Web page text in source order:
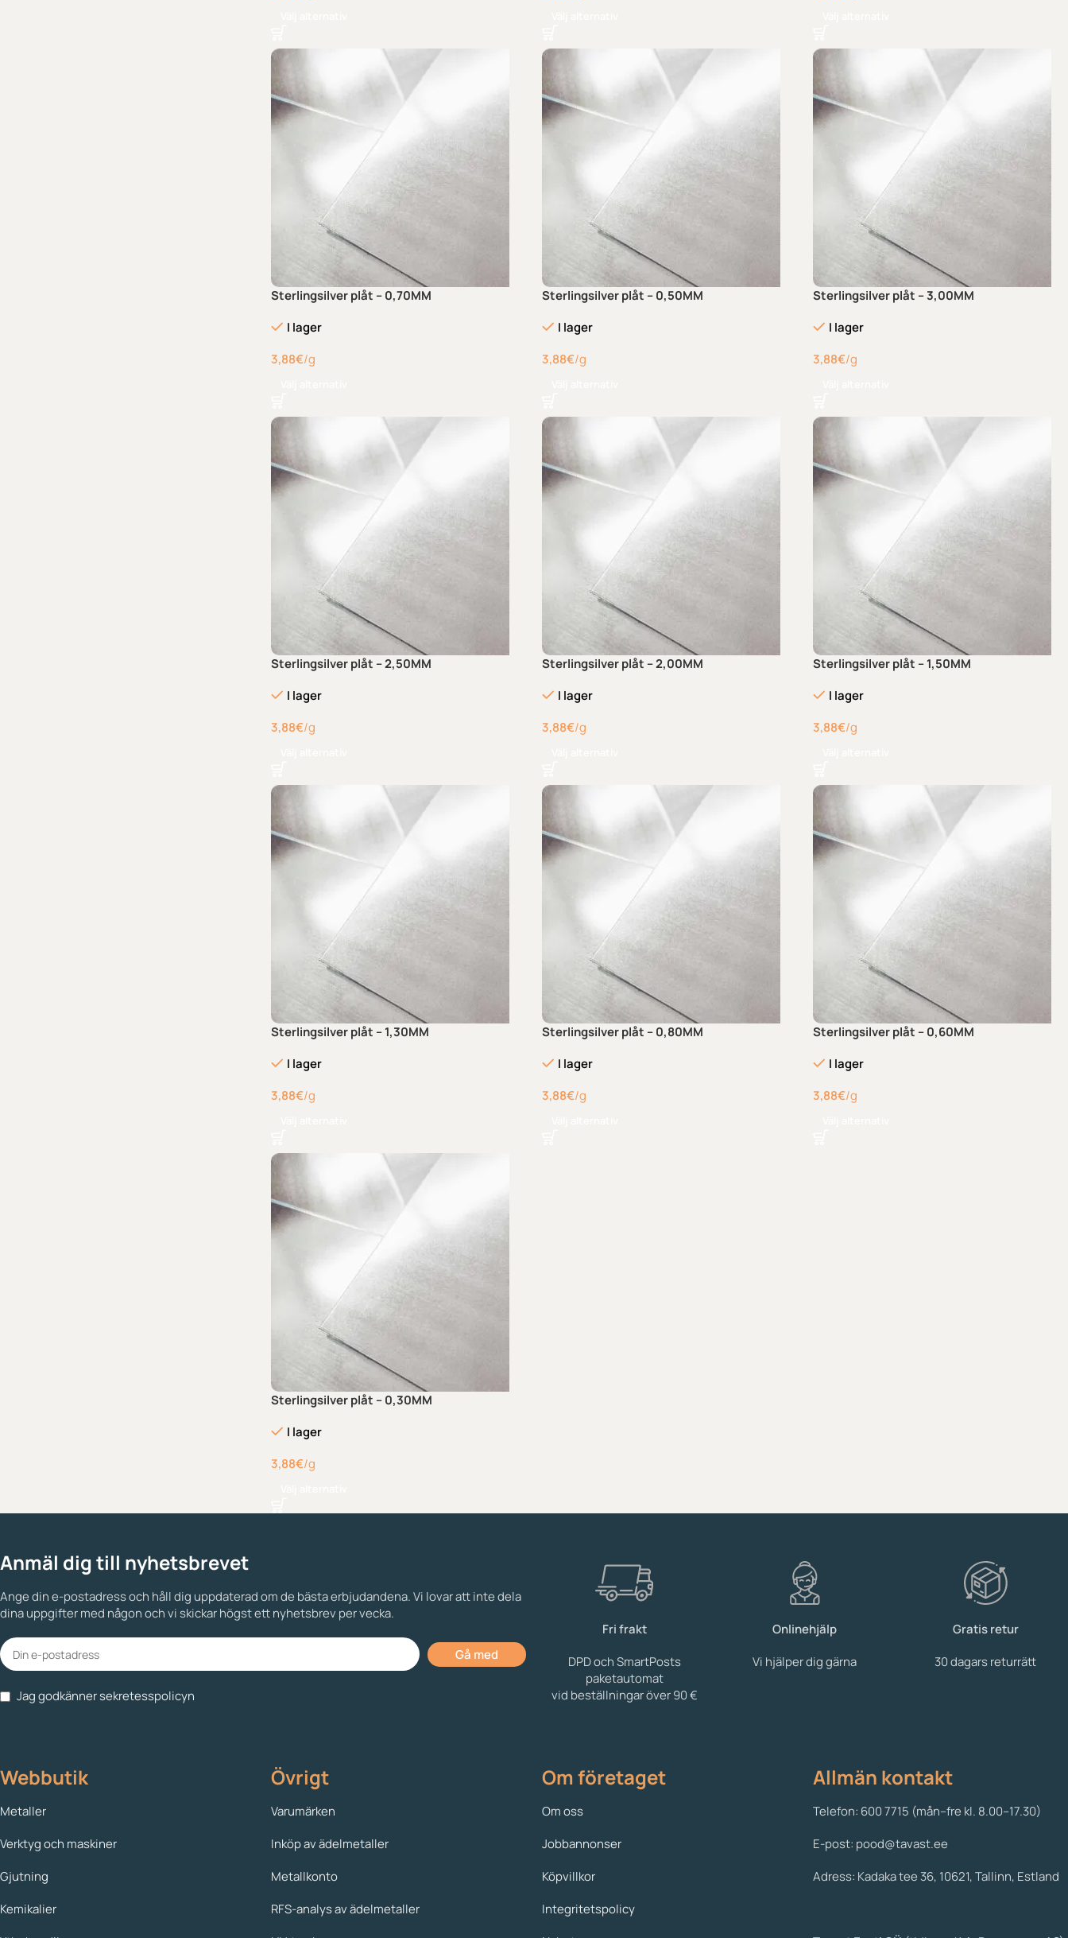
Sterlingsilver plåt – 0,70MM
I lager
3,88€/g
Sterlingsilver plåt – 0,50MM
I lager
3,88€/g
Sterlingsilver plåt – 3,00MM
I lager
3,88€/g
Sterlingsilver plåt – 2,50MM
I lager
3,88€/g
Sterlingsilver plåt – 2,00MM
I lager
3,88€/g
Sterlingsilver plåt – 1,50MM
I lager
3,88€/g
Sterlingsilver plåt – 1,30MM
I lager
3,88€/g
Sterlingsilver plåt – 0,80MM
I lager
3,88€/g
Sterlingsilver plåt – 0,60MM
I lager
3,88€/g
Sterlingsilver plåt – 0,30MM
I lager
3,88€/g
Anmäl dig till nyhetsbrevet
Ange din e-postadress och håll dig uppdaterad om de bästa erbjudandena. Vi lovar att inte dela
dina uppgifter med någon och vi skickar högst ett nyhetsbrev per vecka.
Jag godkänner sekretesspolicyn
Fri frakt
DPD och SmartPosts
paketautomat
vid beställningar över 90 €
Onlinehjälp
Vi hjälper dig gärna
Gratis retur
30 dagars returrätt
Webbutik
Metaller
Verktyg och maskiner
Gjutning
Kemikalier
Övrigt
Varumärken
Inköp av ädelmetaller
Metallkonto
RFS-analys av ädelmetaller
Om företaget
Om oss
Jobbannonser
Köpvillkor
Integritetspolicy
Allmän kontakt
Telefon: 600 7715 (mån–fre kl. 8.00–17.30)
E-post: pood@tavast.ee
Adress: Kadaka tee 36, 10621, Tallinn, Estland